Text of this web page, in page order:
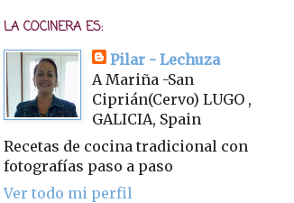
LA COCINERA ES:
Pilar - Lechuza
A Mariña -San
Ciprián(Cervo) LUGO ,
GALICIA, Spain
Recetas de cocina tradicional con
fotografías paso a paso
Ver todo mi perfil